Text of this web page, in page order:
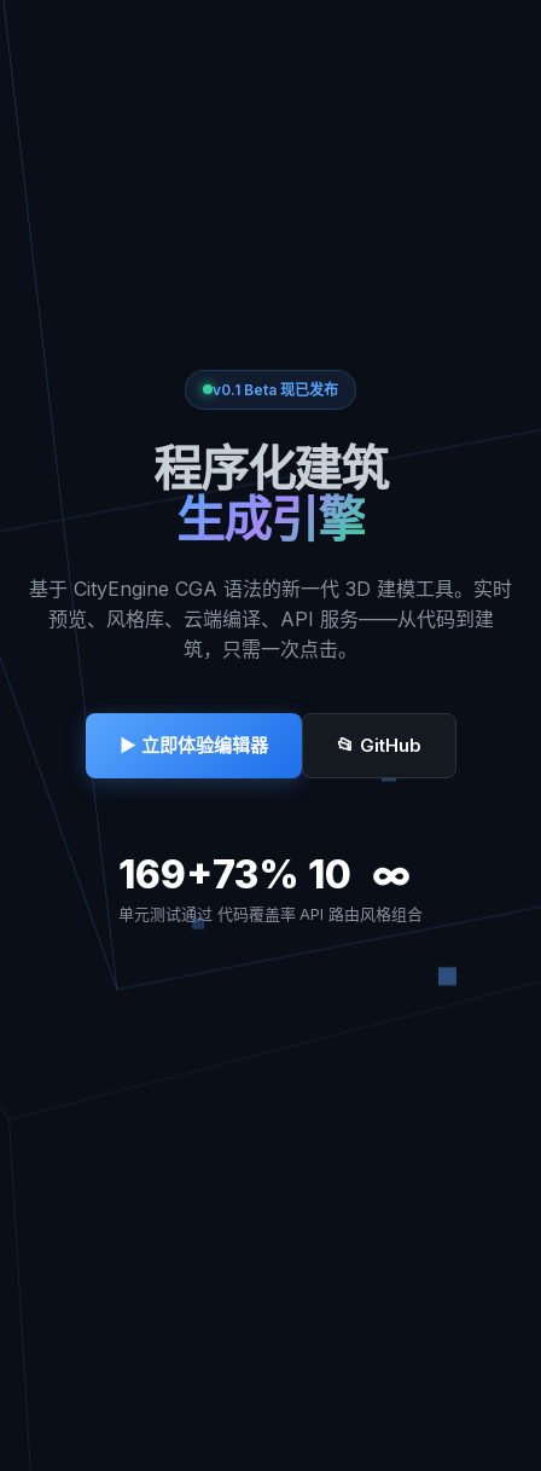
v0.1 Beta 现已发布
程序化建筑
生成引擎
基于 CityEngine CGA 语法的新一代 3D 建模工具。实时
预览、风格库、云端编译、API 服务——从代码到建
筑，只需一次点击。
▶ 立即体验编辑器 📂 GitHub
169+
单元测试通过
73%
代码覆盖率
10
API 路由
∞
风格组合